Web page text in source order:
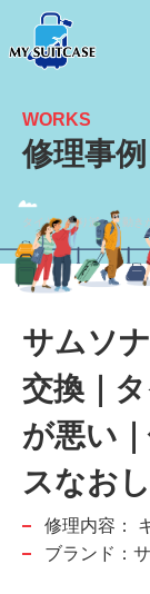
WORKS
修理事例
サムソ
交換｜
が悪い
スなお
修理内容：
ブランド：